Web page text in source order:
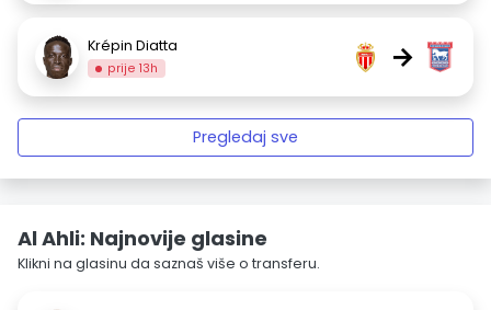
Krépin Diatta
prije 13h →
Pregledaj sve
Al Ahli: Najnovije glasine
Klikni na glasinu da saznaš više o transferu.